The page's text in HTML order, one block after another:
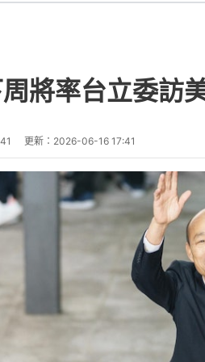
麗文訪美今日（6月16日）返
至27日展開為期七天的訪美行